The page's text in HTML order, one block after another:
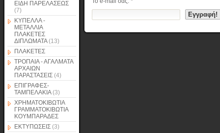
ΕΙΔΗ ΠΑΡΕΛΑΣΕΩΣ
(7)
ΚΥΠΕΛΛΑ -
ΜΕΤΑΛΛΙΑ
ΠΛΑΚΕΤΕΣ
ΔΙΠΛΩΜΑΤΑ(13)
ΠΛΑΚΕΤΕΣ
ΤΡΟΠΑΙΑ - ΑΓΑΛΜΑΤΑ
ΑΡΧΑΙΩΝ
ΠΑΡΑΣΤΑΣΕΙΣ (4)
ΕΠΙΓΡΑΦΕΣ-
ΤΑΜΠΕΛΑΚΙΑ(3)
ΧΡΗΜΑΤΟΚΙΒΩΤΙΑ
ΓΡΑΜΜΑΤΟΚΙΒΩΤΙΑ
ΚΟΥΜΠΑΡΑΔΕΣ
ΕΚΤΥΠΩΣΕΙΣ (3)